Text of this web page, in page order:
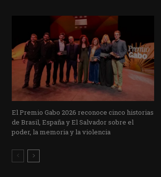
El Premio Gabo 2026 reconoce cinco historias
de Brasil, España y El Salvador sobre el
poder, la memoria y la violencia